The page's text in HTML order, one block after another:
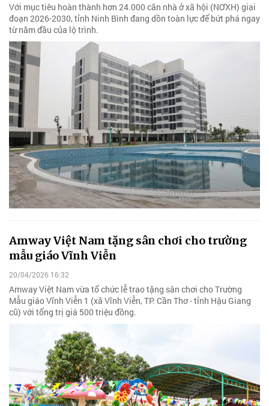
Với mục tiêu hoàn thành hơn 24.000 căn nhà ở xã hội (NƠXH) giai
đoạn 2026-2030, tỉnh Ninh Bình đang dồn toàn lực để bứt phá ngay
từ năm đầu của lộ trình.
Amway Việt Nam tặng sân chơi cho trường
mẫu giáo Vĩnh Viễn
20/04/2026 16:32
Amway Việt Nam vừa tổ chức lễ trao tặng sân chơi cho Trường
Mẫu giáo Vĩnh Viễn 1 (xã Vĩnh Viễn, TP. Cần Thơ - tỉnh Hậu Giang
cũ) với tổng trị giá 500 triệu đồng.